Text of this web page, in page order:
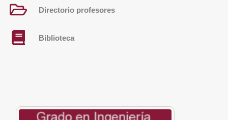
Directorio profesores
Biblioteca